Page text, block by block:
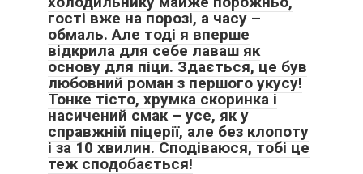
гості вже на порозі, а часу –
обмаль. Але тоді я вперше
відкрила для себе лаваш як
основу для піци. Здається, це був
любовний роман з першого укусу!
Тонке тісто, хрумка скоринка і
насичений смак – усе, як у
справжній піцерії, але без клопоту
і за 10 хвилин. Сподіваюся, тобі це
теж сподобається!